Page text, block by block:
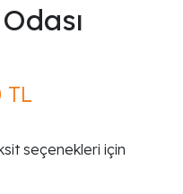
TL
seçenekleri için